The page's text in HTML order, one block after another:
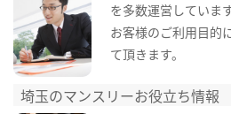
を多数運営しています
お客様のご利用目的
て頂きます。
埼玉のマンスリーお役立ち情報